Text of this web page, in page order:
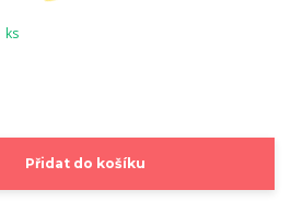
ks
Přidat do košíku